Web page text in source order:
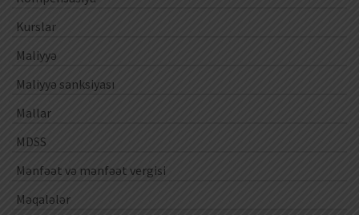
Kurslar
Maliyyə
Maliyyə sanksiyası
Mallar
MDSS
Mənfəət və mənfəət vergisi
Məqalələr